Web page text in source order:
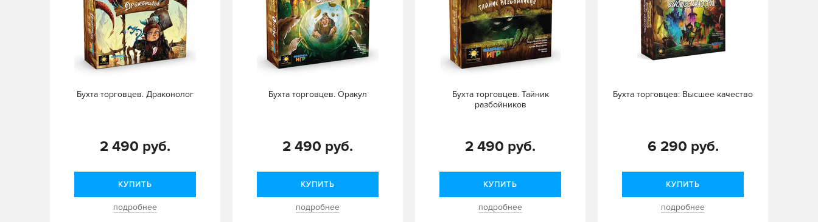
Бухта торговцев. Драконолог
2 490 руб.
КУПИТЬ
подробнее
Бухта торговцев. Оракул
2 490 руб.
КУПИТЬ
подробнее
Бухта торговцев. Тайник
разбойников
2 490 руб.
КУПИТЬ
подробнее
Бухта торговцев: Высшее качество
6 290 руб.
КУПИТЬ
подробнее